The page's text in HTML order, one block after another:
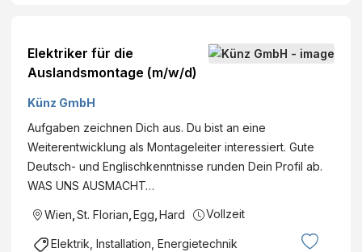
Elektriker für die
Auslandsmontage (m/w/d)
Künz GmbH
Aufgaben zeichnen Dich aus. Du bist an eine
Weiterentwicklung als Montageleiter interessiert. Gute
Deutsch- und Englischkenntnisse runden Dein Profil ab.
WAS UNS AUSMACHT…
Wien St. Florian Egg Hard Vollzeit
Elektrik, Installation, Energietechnik